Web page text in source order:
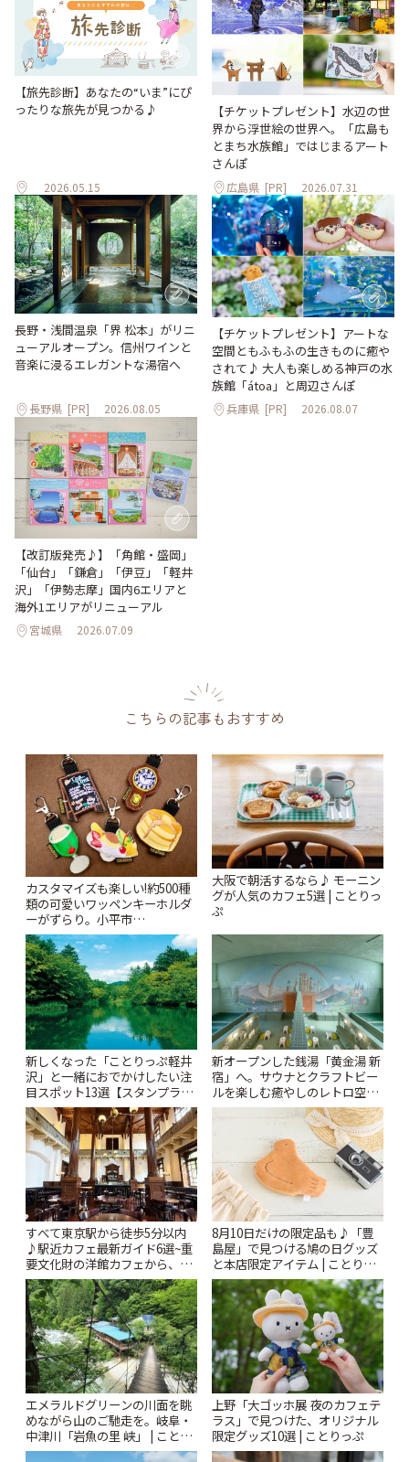
【旅先診断】あなたの“いま”にぴ
ったりな旅先が見つかる♪
2026.05.15
【チケットプレゼント】水辺の世
界から浮世絵の世界へ。「広島も
とまち水族館」ではじまるアート
さんぽ
広島県 [PR] 2026.07.31
長野・浅間温泉「界 松本」がリニ
ューアルオープン。信州ワインと
音楽に浸るエレガントな湯宿へ
長野県 [PR] 2026.08.05
【チケットプレゼント】アートな
空間ともふもふの生きものに癒や
されて♪ 大人も楽しめる神戸の水
族館「átoa」と周辺さんぽ
兵庫県 [PR] 2026.08.07
【改訂版発売♪】「角館・盛岡」
「仙台」「鎌倉」「伊豆」「軽井
沢」「伊勢志摩」国内6エリアと
海外1エリアがリニューアル
宮城県 2026.07.09
こちらの記事もおすすめ
カスタマイズも楽しい!約500種
類の可愛いワッペンキーホルダ
ーがずらり。小平市
「Kimamaya T&K」 | ことりっ
ぷ
大阪で朝活するなら♪ モーニン
グが人気のカフェ5選 | ことりっ
ぷ
新しくなった「ことりっぷ軽井
沢」と一緒におでかけしたい注
目スポット13選【スタンプラリ
ー開催中】 | ことりっぷ
新オープンした銭湯「黄金湯 新
宿」へ。サウナとクラフトビー
ルを楽しむ癒やしのレトロ空間
| ことりっぷ
すべて東京駅から徒歩5分以内
♪駅近カフェ最新ガイド6選~重
要文化財の洋館カフェから、改
札すぐのレトロ喫茶まで~ | こと
りっぷ
8月10日だけの限定品も♪「豊
島屋」で見つける鳩の日グッズ
と本店限定アイテム | ことりっ
ぷ
エメラルドグリーンの川面を眺
めながら山のご馳走を。岐阜・
中津川「岩魚の里 峡」 | ことり
っぷ
上野「大ゴッホ展 夜のカフェテ
ラス」で見つけた、オリジナル
限定グッズ10選 | ことりっぷ